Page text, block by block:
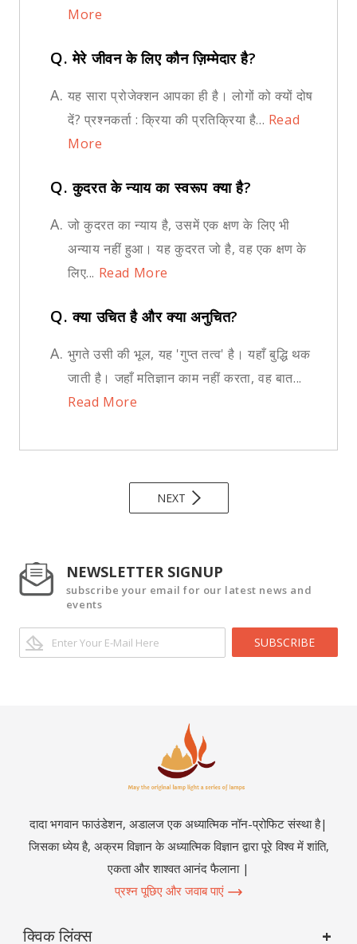
More
Q.मेरे जीवन के लिए कौन ज़िम्मेदार है?
A. यह सारा प्रोजेक्शन आपका ही है। लोगों को क्यों दोष
दें? प्रश्नकर्ता : क्रिया की प्रतिक्रिया है... Read
More
Q.कुदरत के न्याय का स्वरूप क्या है?
A. जो कुदरत का न्याय है, उसमें एक क्षण के लिए भी
अन्याय नहीं हुआ। यह कुदरत जो है, वह एक क्षण के
लिए... Read More
Q.क्या उचित है और क्या अनुचित?
A. भुगते उसी की भूल, यह 'गुप्त तत्व' है। यहाँ बुद्धि थक
जाती है। जहाँ मतिज्ञान काम नहीं करता, वह बात...
Read More
NEXT
NEWSLETTER SIGNUP
subscribe your email for our latest news and
events
SUBSCRIBE
दादा भगवान फाउंडेशन, अडालज एक अध्यात्मिक नॉन-प्रोफिट संस्था है|
जिसका ध्येय है, अक्रम विज्ञान के अध्यात्मिक विज्ञान द्वारा पूरे विश्व में शांति,
एकता और शाश्वत आनंद फैलाना |
प्रश्न पूछिए और जवाब पाएं
क्विक लिंक्स